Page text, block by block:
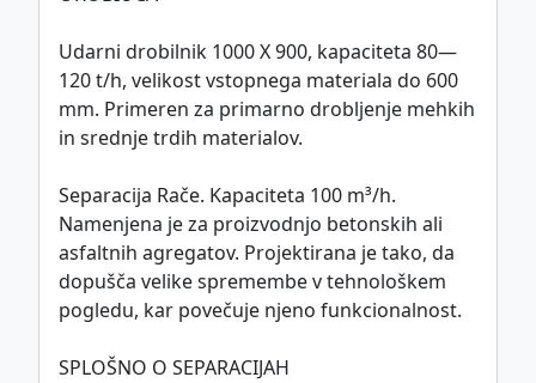
Udarni drobilnik 1000 X 900, kapaciteta 80—
120 t/h, velikost vstopnega materiala do 600
mm. Primeren za primarno drobljenje mehkih
in srednje trdih materialov.
Separacija Rače. Kapaciteta 100 m³/h.
Namenjena je za proizvodnjo betonskih ali
asfaltnih agregatov. Projektirana je tako, da
dopušča velike spremembe v tehnološkem
pogledu, kar povečuje njeno funkcionalnost.
SPLOŠNO O SEPARACIJAH